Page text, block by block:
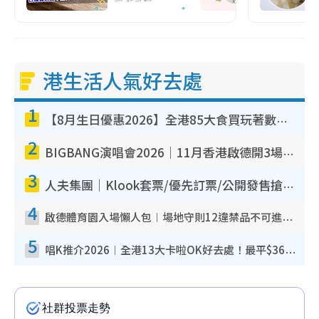
港生活人氣好去處
1 【8月生日優惠2026】全港85大食買玩著數攻略 自助餐/火鍋放題同行免費＋誠品/DONKI送現金券
2 BIGBANG演唱會2026｜11月香港啟德開3場！實名制VIP申請、優先購票攻略
3 人夫集團｜Klook套票/優先訂票/公開發售搶飛攻略！附票價.購票連結.場地座位表
4 啟德體育園入場懶人包︱場地守則12違禁品不可進場准帶細水樽但全場禁樽蓋！應援牌有限制！
5 唱K推介2026︱全港13大卡啦OK好去處！最平$36起 日文K都有！(附地址+收費詳情)